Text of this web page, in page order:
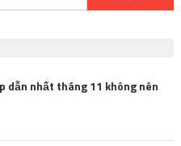
for:
nhất tháng 11 không nên